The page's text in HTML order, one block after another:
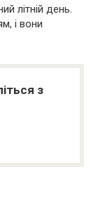
літній день.
і вони
з